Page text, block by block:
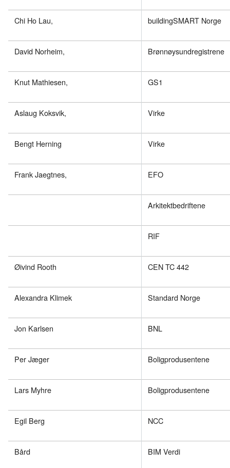
Chi Ho Lau, buildingSMART Norge
David Norheim, Brønnøysundregistrene
Knut Mathiesen, GS1
Aslaug Koksvik, Virke
Bengt Herning Virke
Frank Jaegtnes, EFO
Arkitektbedriftene
RIF
Øivind Rooth CEN TC 442
Alexandra Klimek Standard Norge
Jon Karlsen BNL
Per Jæger Boligprodusentene
Lars Myhre Boligprodusentene
Egil Berg NCC
Bård BIM Verdi